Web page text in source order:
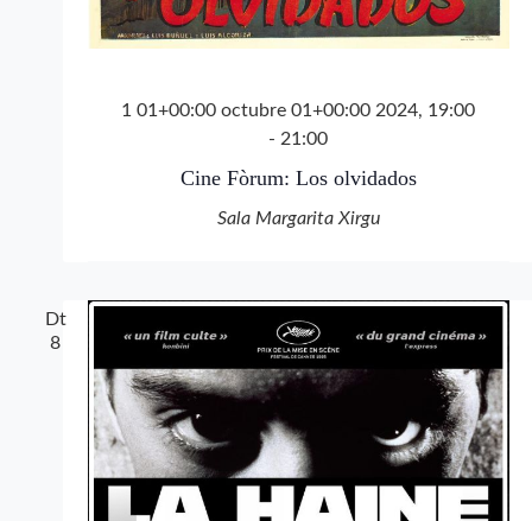
1 01+00:00 octubre 01+00:00 2024, 19:00
- 21:00
Cine Fòrum: Los olvidados
Sala Margarita Xirgu
Dt
8